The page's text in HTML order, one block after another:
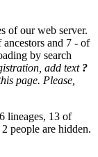
of our web server.
and 7 - of
by search
add text ?
page. Please,
lineages, 13 of
people are hidden.